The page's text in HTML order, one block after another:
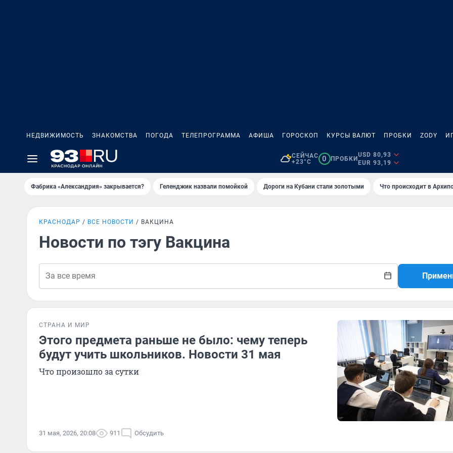
НЕДВИЖИМОСТЬ ЗНАКОМСТВА ПОГОДА ТЕЛЕПРОГРАММА АФИША ГОРОСКОП КУРСЫ ВАЛЮТ ПРОБКИ ZODY
СЕЙЧАС
+23°C
0 ПРОБКИ
USD 80,93
EUR 93,19
Фабрика «Александрия» закрывается? Геленджик назвали помойкой Дороги на Кубани стали золотыми Что происходит в
КРАСНОДАР ВСЕ НОВОСТИ ВАКЦИНА
Новости по тэгу Вакцина
СТРАНА И МИР
Этого предмета раньше не было: чему теперь
будут учить школьников. Новости 31 мая
Что произошло за сутки
31 мая, 2026, 20:08 911 Обсудить